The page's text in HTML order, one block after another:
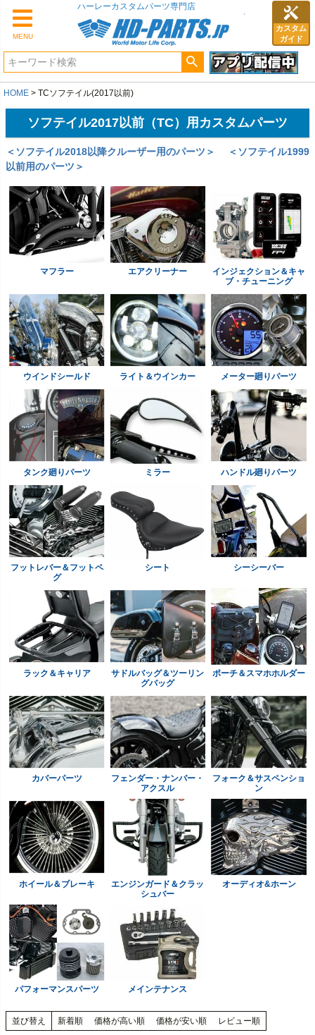
MENU
カスタム
ガイド
ハーレーカスタムパーツ専門店
HOME TCソフテイル(2017以前)
ソフテイル2017以前（TC）用カスタムパーツ
＜ソフテイル2018以降クルーザー用のパーツ＞
＜ソフテイル1999
以前用のパーツ＞
マフラー エアクリーナー
インジェクション＆キャ
ブ・チューニング
ウインドシールド ライト＆ウインカー メーター廻りパーツ
タンク廻りパーツ ミラー ハンドル廻りパーツ
フットレバー＆フットペ
グ
シート シーシーバー
ラック＆キャリア
サドルバッグ＆ツーリン
グバッグ
ポーチ＆スマホホルダー
カバーパーツ
フェンダー・ナンバー・
アクスル
フォーク＆サスペンショ
ン
ホイール＆ブレーキ
エンジンガード＆クラッ
シュバー
オーディオ&ホーン
パフォーマンスパーツ メインテナンス
並び替え 新着順 価格が高い順 価格が安い順 レビュー順